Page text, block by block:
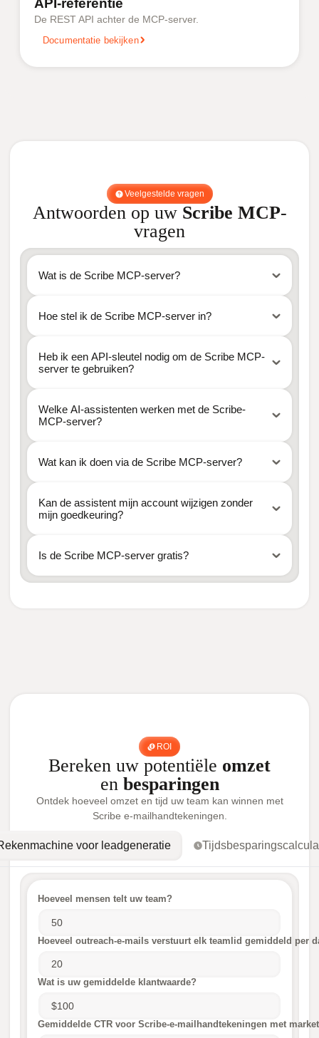
API-referentie
De REST API achter de MCP-server.
Documentatie bekijken
Veelgestelde vragen
Antwoorden op uw Scribe MCP-
vragen
Wat is de Scribe MCP-server?
Hoe stel ik de Scribe MCP-server in?
Heb ik een API-sleutel nodig om de Scribe MCP-
server te gebruiken?
Welke AI-assistenten werken met de Scribe-
MCP-server?
Wat kan ik doen via de Scribe MCP-server?
Kan de assistent mijn account wijzigen zonder
mijn goedkeuring?
Is de Scribe MCP-server gratis?
ROI
Bereken uw potentiële omzet
en besparingen
Ontdek hoeveel omzet en tijd uw team kan winnen met
Scribe e-mailhandtekeningen.
voor leadgeneratie
Hoeveel mensen telt uw team?
Hoeveel outreach-e-mails verstuurt elk teamlid gemiddeld per
Wat is uw gemiddelde klantwaarde?
Gemiddelde CTR voor Scribe-e-mailhandtekeningen met